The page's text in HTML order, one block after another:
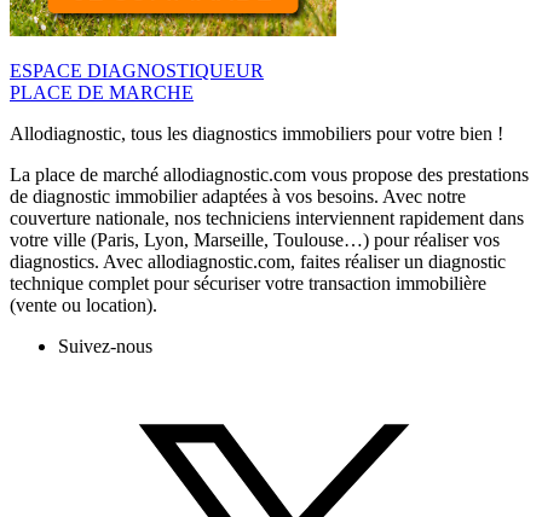
ESPACE DIAGNOSTIQUEUR
PLACE DE MARCHE
Allodiagnostic, tous les diagnostics immobiliers pour votre bien !
La place de marché allodiagnostic.com vous propose des prestations
de diagnostic immobilier adaptées à vos besoins. Avec notre
couverture nationale, nos techniciens interviennent rapidement dans
votre ville (Paris, Lyon, Marseille, Toulouse…) pour réaliser vos
diagnostics. Avec allodiagnostic.com, faites réaliser un diagnostic
technique complet pour sécuriser votre transaction immobilière
(vente ou location).
Suivez-nous